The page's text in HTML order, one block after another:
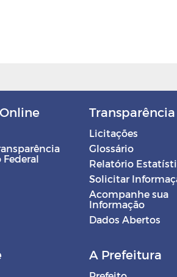
Federal
Transparência
Licitações
Glossário
Relatório
Solicitar
Acompanhe sua
Informação
Dados Abertos
A Prefeitura